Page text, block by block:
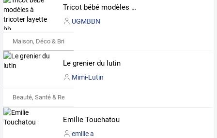
Tricot bébé modèles à tricoter layette bb
UGMBBN
Maison, Déco & Bricolage
Le grenier du lutin
Mimi-Lutin
Beauté, Santé & Remise en forme
Emilie Touchatou
emilie a